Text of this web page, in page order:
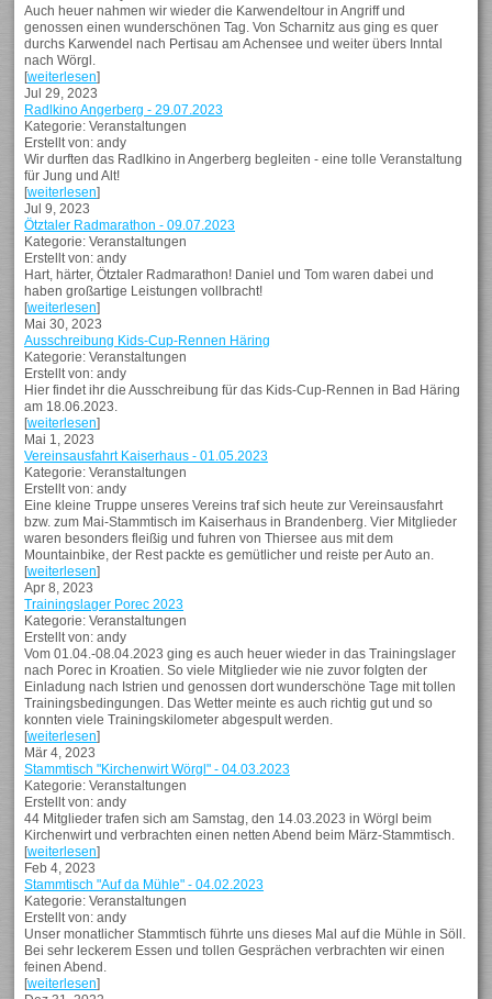
Auch heuer nahmen wir wieder die Karwendeltour in Angriff und
genossen einen wunderschönen Tag. Von Scharnitz aus ging es quer
durchs Karwendel nach Pertisau am Achensee und weiter übers Inntal
nach Wörgl.
[weiterlesen]
Jul 29, 2023
Radlkino Angerberg - 29.07.2023
Kategorie: Veranstaltungen
Erstellt von: andy
Wir durften das Radlkino in Angerberg begleiten - eine tolle Veranstaltung
für Jung und Alt!
[weiterlesen]
Jul 9, 2023
Ötztaler Radmarathon - 09.07.2023
Kategorie: Veranstaltungen
Erstellt von: andy
Hart, härter, Ötztaler Radmarathon! Daniel und Tom waren dabei und
haben großartige Leistungen vollbracht!
[weiterlesen]
Mai 30, 2023
Ausschreibung Kids-Cup-Rennen Häring
Kategorie: Veranstaltungen
Erstellt von: andy
Hier findet ihr die Ausschreibung für das Kids-Cup-Rennen in Bad Häring
am 18.06.2023.
[weiterlesen]
Mai 1, 2023
Vereinsausfahrt Kaiserhaus - 01.05.2023
Kategorie: Veranstaltungen
Erstellt von: andy
Eine kleine Truppe unseres Vereins traf sich heute zur Vereinsausfahrt
bzw. zum Mai-Stammtisch im Kaiserhaus in Brandenberg. Vier Mitglieder
waren besonders fleißig und fuhren von Thiersee aus mit dem
Mountainbike, der Rest packte es gemütlicher und reiste per Auto an.
[weiterlesen]
Apr 8, 2023
Trainingslager Porec 2023
Kategorie: Veranstaltungen
Erstellt von: andy
Vom 01.04.-08.04.2023 ging es auch heuer wieder in das Trainingslager
nach Porec in Kroatien. So viele Mitglieder wie nie zuvor folgten der
Einladung nach Istrien und genossen dort wunderschöne Tage mit tollen
Trainingsbedingungen. Das Wetter meinte es auch richtig gut und so
konnten viele Trainingskilometer abgespult werden.
[weiterlesen]
Mär 4, 2023
Stammtisch "Kirchenwirt Wörgl" - 04.03.2023
Kategorie: Veranstaltungen
Erstellt von: andy
44 Mitglieder trafen sich am Samstag, den 14.03.2023 in Wörgl beim
Kirchenwirt und verbrachten einen netten Abend beim März-Stammtisch.
[weiterlesen]
Feb 4, 2023
Stammtisch "Auf da Mühle" - 04.02.2023
Kategorie: Veranstaltungen
Erstellt von: andy
Unser monatlicher Stammtisch führte uns dieses Mal auf die Mühle in Söll.
Bei sehr leckerem Essen und tollen Gesprächen verbrachten wir einen
feinen Abend.
[weiterlesen]